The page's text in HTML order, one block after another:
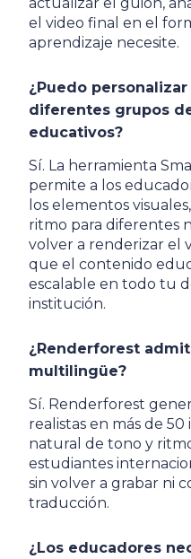
el video final en el
aprendizaje necesite.
¿Puedo
diferentes grupos
educativos?
Sí. La herramienta
permite a los
los elementos
ritmo para diferentes
volver a renderizar el
que el contenido
escalable en todo tu
institución.
¿Renderforest
multilingüe?
Sí. Renderforest
realistas en más de
natural de tono y
estudiantes
sin volver a grabar ni
traducción.
¿Los educadores